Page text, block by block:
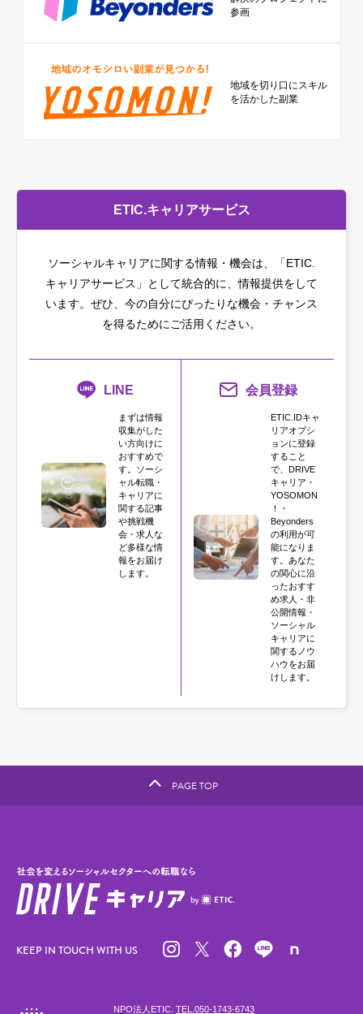
参画
地域を切り口に スキル
を活かした副業
ETIC.キャリアサービス
ソーシャルキャリアに関する情報・機会は、「ETIC.
キャリアサービス」として統合的に、情報提供をして
います。 ぜひ、今の自分にぴったりな機会・チャンス
を得るためにご活用ください。
LINE
まずは情報
収集がした
い方向けに
おすすめで
す。ソーシ
ャル転職・
キャリアに
関する記事
や挑戦機
会・求人な
ど多様な情
報をお届け
します。
会員登録
ETIC.IDキャ
リアオプシ
ョンに登録
すること
で、DRIVE
キャリア・
YOSOMON
！・
Beyonders
の利用が可
能になりま
す。あなた
の関心に沿
ったおすす
め求人・非
公開情報・
ソーシャル
キャリアに
関するノウ
ハウをお届
けします。
PAGE TOP
KEEP IN TOUCH WITH US
NPO法人ETIC. TEL.050-1743-6743